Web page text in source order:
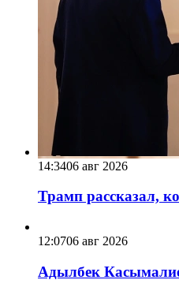
14:3406 авг 2026
Трамп рассказал,
12:0706 авг 2026
Адылбек